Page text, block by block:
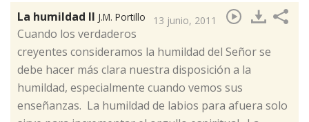
La humildad II J.M. Portillo 13 junio, 2011
​Cuando los verdaderos
creyentes consideramos la humildad del Señor se
debe hacer más clara nuestra disposición a la
humildad, especialmente cuando vemos sus
enseñanzas. La humildad de labios para afuera solo